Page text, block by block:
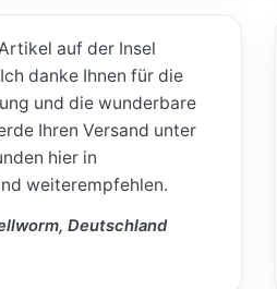
auf der Insel
danke Ihnen für die
und die wunderbare
Ihren Versand unter
hier in
weiterempfehlen.
Deutschland